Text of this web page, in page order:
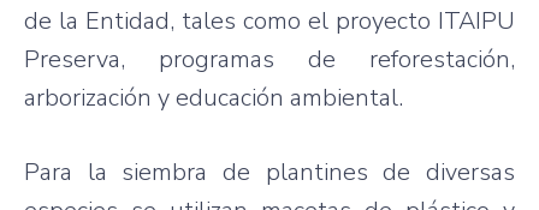
de la Entidad, tales como el proyecto ITAIPU
Preserva, programas de reforestación,
arborización y educación ambiental.
Para la siembra de plantines de diversas